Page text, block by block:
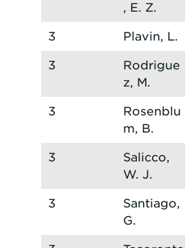
, E. Z.
3 Plavin, L.
3
Rodrigue
z, M.
3
Rosenblu
m, B.
3
Salicco,
W. J.
3
Santiago,
G.